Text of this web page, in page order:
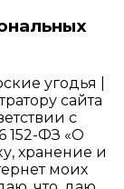
угодья |
сайта
с
152-ФЗ «О
хранение и
моих